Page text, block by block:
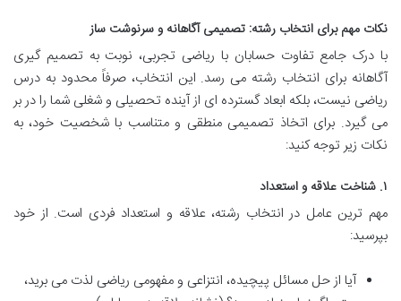
نکات مهم برای انتخاب رشته: تصمیمی آگاهانه و سرنوشت ساز
با درک جامع تفاوت حسابان با ریاضی تجربی، نوبت به تصمیم گیری
آگاهانه برای انتخاب رشته می رسد. این انتخاب، صرفاً محدود به درس
ریاضی نیست، بلکه ابعاد گسترده ای از آینده تحصیلی و شغلی شما را در بر
می گیرد. برای اتخاذ تصمیمی منطقی و متناسب با شخصیت خود، به
نکات زیر توجه کنید:
۱. شناخت علاقه و استعداد
مهم ترین عامل در انتخاب رشته، علاقه و استعداد فردی است. از خود
بپرسید:
آیا از حل مسائل پیچیده، انتزاعی و مفهومی ریاضی لذت می برید،